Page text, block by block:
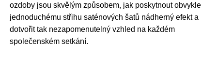
ozdoby jsou skvělým způsobem, jak poskytnout obvykle
jednoduchému střihu saténových šatů nádherný efekt a
dotvořit tak nezapomenutelný vzhled na každém
společenském setkání.